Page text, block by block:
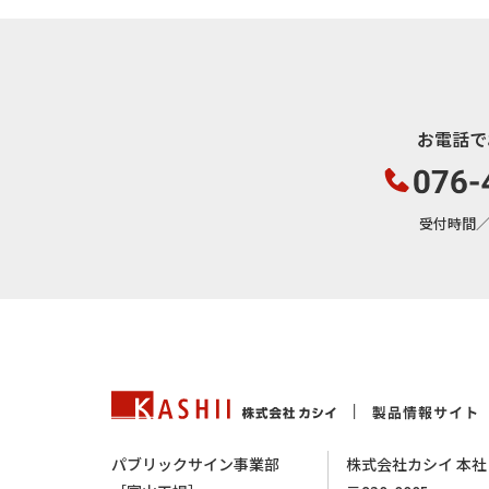
お電話
受付時間
パブリックサイン事業部
株式会社カシイ 本社